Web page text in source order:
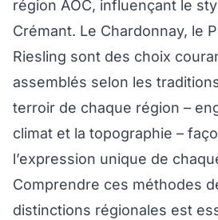
région AOC, influençant le
Crémant. Le Chardonnay, le
Riesling sont des choix
assemblés selon les
terroir de chaque région –
climat et la topographie –
l’expression unique de
Comprendre ces méthodes
distinctions régionales est